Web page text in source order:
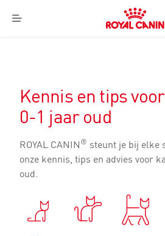
Menu
Royal
Canin
Kennis en tips
0-1 jaar oud
ROYAL CANIN® steunt je bij elke
onze kennis, tips en advies voor
oud.